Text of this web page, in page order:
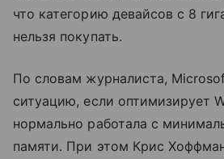
что категорию девайсов с 8
нельзя покупать.
По словам журналиста,
ситуацию, если оптимизирует
нормально работала с
памяти. При этом Крис